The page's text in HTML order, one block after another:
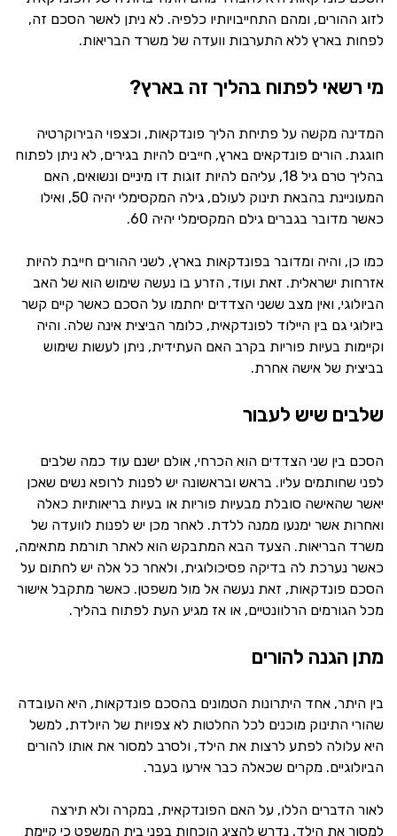
לזוג ההורים, ומהם התחייבויותיו כלפיה. לא ניתן לאשר הסכם זה,
לפחות בארץ ללא התערבות וועדה של משרד הבריאות.
מי רשאי לפתוח בהליך זה בארץ?
המדינה מקשה על פתיחת הליך פונדקאות, וכצפוי הבירוקרטיה
חוגגת. הורים פונדקאים בארץ, חייבים להיות בגירים, לא ניתן לפתוח
בהליך טרם גיל 18, עליהם להיות זוגות דו מיניים ונשואים, האם
המעוניינת בהבאת תינוק לעולם, גילה המקסימלי יהיה 50, ואילו
כאשר מדובר בגברים גילם המקסימלי יהיה 60.
כמו כן, והיה ומדובר בפונדקאות בארץ, לשני ההורים חייבת להיות
אזרחות ישראלית. זאת ועוד, הזרע בו נעשה שימוש הוא של האב
הביולוגי, ואין מצב ששני הצדדים יחתמו על הסכם כאשר קיים קשר
ביולוגי גם בין היילוד לפונדקאית, כלומר הביצית אינה שלה. והיה
וקיימות בעיות פוריות בקרב האם העתידית, ניתן לעשות שימוש
בביצית של אישה אחרת.
שלבים שיש לעבור
הסכם בין שני הצדדים הוא הכרחי, אולם ישנם עוד כמה שלבים
לפני שחותמים עליו. בראש ובראשונה יש לפנות לרופא נשים שאכן
יאשר שהאישה סובלת מבעיות פוריות או בעיות בריאותיות כאלה
ואחרות אשר ימנעו ממנה ללדת. לאחר מכן יש לפנות לוועדה של
משרד הבריאות. הצעד הבא המתבקש הוא לאתר תורמת מתאימה,
כאשר נערכת לה בדיקה פסיכולוגית, ולאחר כל אלה יש לחתום על
הסכם פונדקאות, זאת נעשה אל מול משפטן. כאשר מתקבל אישור
מכל הגורמים הרלוונטיים, או אז מגיע העת לפתוח בהליך.
מתן הגנה להורים
בין היתר, אחד היתרונות הטמונים בהסכם פונדקאות, היא העובדה
שהורי התינוק מוכנים לכל החלטות לא צפויות של היולדת, למשל
היא עלולה לפתע לרצות את הילד, ולסרב למסור את אותו להורים
הביולוגיים. מקרים שכאלה כבר אירעו בעבר.
לאור הדברים הללו, על האם הפונדקאית, במקרה ולא תירצה
למסור את הילד, נדרש להציג הוכחות בפני בית המשפט כי קיימת